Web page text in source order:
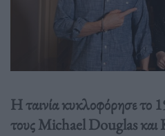
Η ταινία κυκλοφόρησε το
τους Michael Douglas